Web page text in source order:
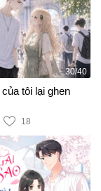
30/40
tôi lại ghen
18